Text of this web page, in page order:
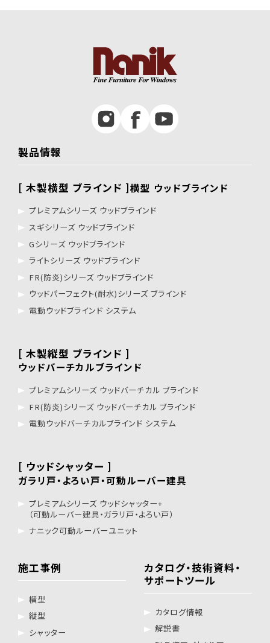
製品情報
[ 木製横型 ブラインド ]横型 ウッドブラインド
プレミアムシリーズ ウッドブラインド
スギシリーズ ウッドブラインド
Gシリーズ ウッドブラインド
ライトシリーズ ウッドブラインド
FR(防炎)シリーズ ウッドブラインド
ウッドパーフェクト(耐水)シリーズ ブラインド
電動ウッドブラインド システム
[ 木製縦型 ブラインド ]
ウッドバーチカルブラインド
プレミアムシリーズ ウッドバーチカル ブラインド
FR(防炎)シリーズ ウッドバーチカル ブラインド
電動ウッドバーチカルブラインド システム
[ ウッドシャッター ]
ガラリ戸・よろい戸・可動ルーバー建具
プレミアムシリーズ ウッドシャッター+
（可動ルーバー建具・ガラリ戸・よろい戸）
ナニック可動ルーバーユニット
施工事例
横型
縦型
シャッター
カタログ・技術資料・
サポートツール
カタログ情報
解説書